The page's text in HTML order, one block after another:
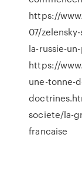
https://
07/
la-russie-
https://
une-tonne-
societe/la-
francaise